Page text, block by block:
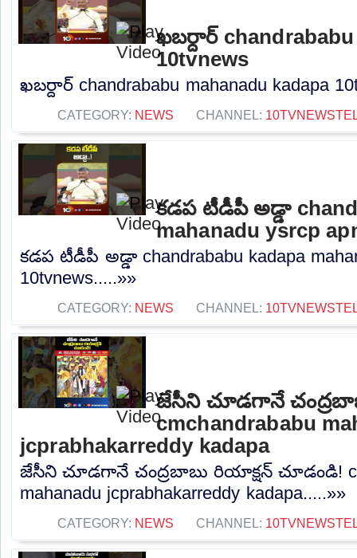
ఖబర్దార్‌
10tvnews
ఖబర్దార్‌ chandrababu mahanadu kadapa
CATEGORY: NEWS CHANNEL:
కడప టీడీపీ అడ్డా
mahanadu ysrcp
కడప టీడీపీ అడ్డా chandrababu kadapa
10tvnews.....»»
CATEGORY: NEWS CHANNEL:
జేసీని చూడగానే
cmchandrababu
jcprabhakarreddy kadapa
జేసీని చూడగానే చంద్రబాబు రియాక్షన్ చూడండి!
mahanadu jcprabhakarreddy kadapa.....»»
CATEGORY: NEWS CHANNEL: